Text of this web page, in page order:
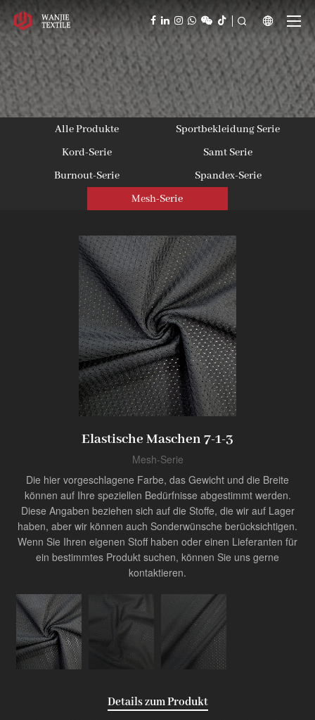
  
Innovator der Industrie
Alle Produkte
Sportbekleidung Serie
Kord-Serie
Samt Serie
Burnout-Serie
Spandex-Serie
Mesh-Serie
Elastische Maschen 7-1-3
Mesh-Serie
Die hier vorgeschlagene Farbe, das Gewicht und die Breite
können auf Ihre speziellen Bedürfnisse abgestimmt werden.
Diese Angaben beziehen sich auf die Stoffe, die wir auf Lager
haben, aber wir können auch Sonderwünsche berücksichtigen.
Wenn Sie Ihren eigenen Stoff haben oder einen Lieferanten für
ein bestimmtes Produkt suchen, können Sie uns gerne
kontaktieren.
Details zum Produkt